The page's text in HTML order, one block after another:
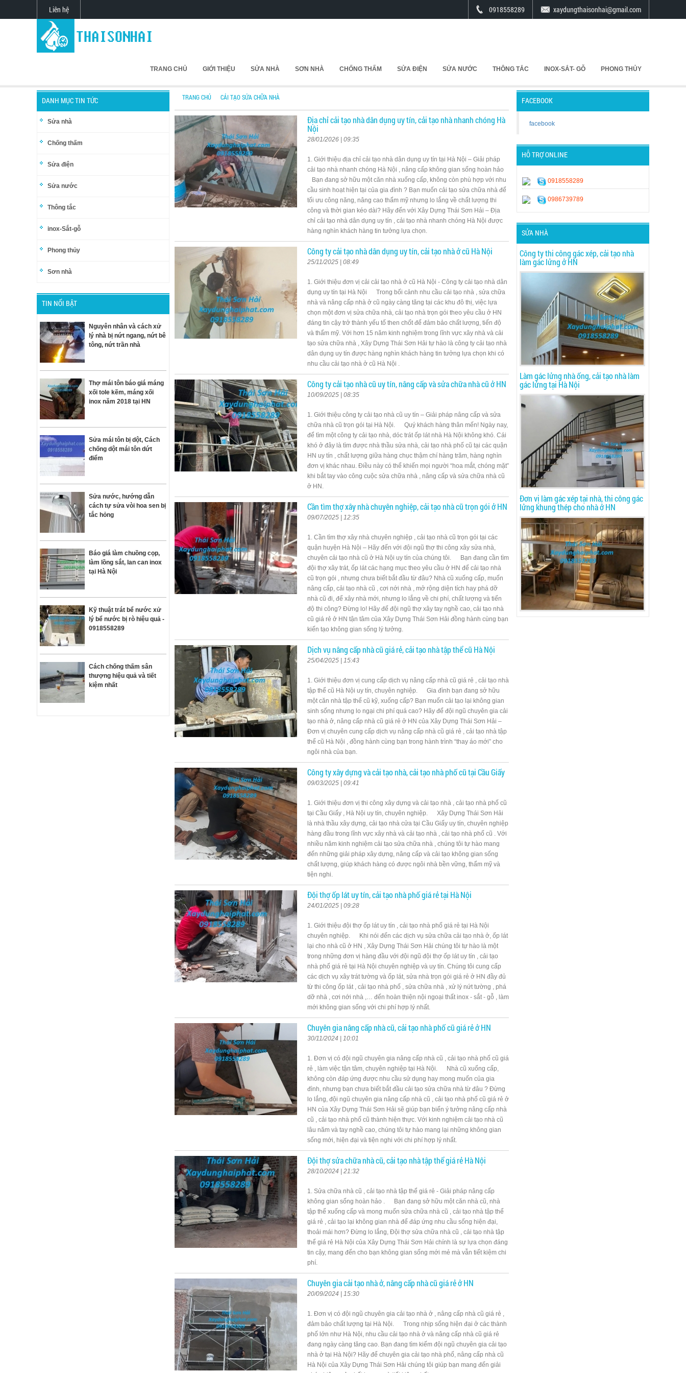
Liên hệ xaydungthaisonhai@gmail.com
0918558289
TRANG CHỦ GIỚI THIỆU SỬA NHÀ SƠN NHÀ CHỐNG THẤM SỬA ĐIỆN SỬA NƯỚC THÔNG TẮC INOX-SẮT- GỖ PHONG THỦY
DANH MỤC TIN TỨC
Sửa nhà
Chống thấm
Sửa điện
Sửa nước
Thông tắc
inox-Sắt-gỗ
Phong thủy
Sơn nhà
TIN NỔI BẬT
Nguyên nhân và cách xử
lý nhà bị nứt ngang, nứt bê
tông, nứt trần nhà
Thợ mái tôn báo giá máng
xối tole kẽm, máng xối
inox năm 2018 tại HN
Sửa mái tôn bị dột, Cách
chống dột mái tôn dứt
điểm
Sửa nước, hướng dẫn
cách tự sửa vòi hoa sen bị
tắc hỏng
Báo giá làm chuồng cọp,
làm lồng sắt, lan can inox
tại Hà Nội
Kỹ thuật trát bể nước xử
lý bể nước bị rò hiệu quả -
0918558289
Cách chống thấm sân
thượng hiệu quả và tiết
kiệm nhất
TRANG CHỦ CẢI TẠO SỬA CHỮA NHÀ
Địa chỉ cải tạo nhà dân dụng uy tín, cải tạo nhà nhanh chóng Hà
Nội
28/01/2026 | 09:35
1. Giới thiệu địa chỉ cải tạo nhà dân dụng uy tín tại Hà Nội – Giải pháp
cải tạo nhà nhanh chóng Hà Nội , nâng cấp không gian sống hoàn hảo
Bạn đang sở hữu một căn nhà xuống cấp, không còn phù hợp với nhu
cầu sinh hoạt hiện tại của gia đình ? Bạn muốn cải tạo sửa chữa nhà để
tối ưu công năng, nâng cao thẩm mỹ nhưng lo lắng về chất lượng thi
công và thời gian kéo dài? Hãy đến với Xây Dựng Thái Sơn Hải – Địa
chỉ cải tạo nhà dân dụng uy tín , cải tạo nhà nhanh chóng Hà Nội được
hàng nghìn khách hàng tin tưởng lựa chọn.
Công ty cải tạo nhà dân dụng uy tín, cải tạo nhà ở cũ Hà Nội
25/11/2025 | 08:49
1. Giới thiệu đơn vị cải cải tạo nhà ở cũ Hà Nội - Công ty cải tạo nhà dân
dụng uy tín tại Hà Nội Trong bối cảnh nhu cầu cải tạo nhà , sửa chữa
nhà và nâng cấp nhà ở cũ ngày càng tăng tại các khu đô thị, việc lựa
chọn một đơn vị sửa chữa nhà, cải tạo nhà trọn gói theo yêu cầu ở HN
đáng tin cậy trở thành yếu tố then chốt để đảm bảo chất lượng, tiến độ
và thẩm mỹ. Với hơn 15 năm kinh nghiệm trong lĩnh vực xây nhà và cải
tạo sửa chữa nhà , Xây Dựng Thái Sơn Hải tự hào là công ty cải tạo nhà
dân dụng uy tín được hàng nghìn khách hàng tin tưởng lựa chọn khi có
nhu cầu cải tạo nhà ở cũ Hà Nội .
Công ty cải tạo nhà cũ uy tín, nâng cấp và sửa chữa nhà cũ ở HN
10/09/2025 | 08:35
1. Giới thiệu công ty cải tạo nhà cũ uy tín – Giải pháp nâng cấp và sửa
chữa nhà cũ trọn gói tại Hà Nội. Quý khách hàng thân mến! Ngày nay,
để tìm một công ty cải tạo nhà, dóc trát ốp lát nhà Hà Nội không khó. Cái
khó ở đây là tìm được nhà thầu sửa nhà, cải tạo nhà phố cũ tại các quận
HN uy tín , chất lượng giữa hàng chục thậm chí hàng trăm, hàng nghìn
đơn vị khác nhau. Điều này có thể khiến mọi người “hoa mắt, chóng mặt”
khi bắt tay vào công cuộc sửa chữa nhà , nâng cấp và sửa chữa nhà cũ
ở HN.
Cần tìm thợ xây nhà chuyên nghiệp, cải tạo nhà cũ trọn gói ở HN
09/07/2025 | 12:35
1. Cần tìm thợ xây nhà chuyên nghiệp , cải tạo nhà cũ trọn gói tại các
quận huyện Hà Nội – Hãy đến với đội ngũ thợ thi công xây sửa nhà,
chuyên cải tạo nhà cũ ở Hà Nội uy tín của chúng tôi. Bạn đang cần tìm
đội thợ xây trát, ốp lát các hạng mục theo yêu cầu ở HN để cải tạo nhà
cũ trọn gói , nhưng chưa biết bắt đầu từ đâu? Nhà cũ xuống cấp, muốn
nâng cấp, cải tạo nhà cũ , cơi nới nhà , mở rộng diện tích hay phá dỡ
nhà cũ đi, để xây nhà mới, nhưng lo lắng về chi phí, chất lượng và tiến
độ thi công? Đừng lo! Hãy để đội ngũ thợ xây tay nghề cao, cải tạo nhà
cũ giá rẻ ở HN tận tâm của Xây Dựng Thái Sơn Hải đồng hành cùng bạn
kiến tạo không gian sống lý tưởng.
Dịch vụ nâng cấp nhà cũ giá rẻ, cải tạo nhà tập thể cũ Hà Nội
25/04/2025 | 15:43
1. Giới thiệu đơn vị cung cấp dịch vụ nâng cấp nhà cũ giá rẻ , cải tạo nhà
tập thể cũ Hà Nội uy tín, chuyên nghiệp. Gia đình bạn đang sở hữu
một căn nhà tập thể cũ kỹ, xuống cấp? Bạn muốn cải tạo lại không gian
sinh sống nhưng lo ngại chi phí quá cao? Hãy để đội ngũ chuyên gia cải
tạo nhà ở, nâng cấp nhà cũ giá rẻ ở HN của Xây Dựng Thái Sơn Hải –
Đơn vị chuyên cung cấp dịch vụ nâng cấp nhà cũ giá rẻ , cải tạo nhà tập
thể cũ Hà Nội , đồng hành cùng bạn trong hành trình “thay áo mới” cho
ngôi nhà của bạn.
Công ty xây dựng và cải tạo nhà, cải tạo nhà phố cũ tại Cầu Giấy
09/03/2025 | 09:41
1. Giới thiệu đơn vị thi công xây dựng và cải tạo nhà , cải tạo nhà phố cũ
tại Cầu Giấy , Hà Nội uy tín, chuyên nghiệp. Xây Dựng Thái Sơn Hải
là nhà thầu xây dựng, cải tạo nhà cửa tại Cầu Giấy uy tín, chuyên nghiệp
hàng đầu trong lĩnh vực xây nhà và cải tạo nhà , cải tạo nhà phố cũ . Với
nhiều năm kinh nghiệm cải tạo sửa chữa nhà , chúng tôi tự hào mang
đến những giải pháp xây dựng, nâng cấp và cải tạo không gian sống
chất lượng, giúp khách hàng có được ngôi nhà bền vững, thẩm mỹ và
tiện nghi.
Đội thợ ốp lát uy tín, cải tạo nhà phố giá rẻ tại Hà Nội
24/01/2025 | 09:28
1. Giới thiệu đội thợ ốp lát uy tín , cải tạo nhà phố giá rẻ tại Hà Nội
chuyên nghiệp. Khi nói đến các dịch vụ sửa chữa cải tạo nhà ở, ốp lát
lại cho nhà cũ ở HN , Xây Dựng Thái Sơn Hải chúng tôi tự hào là một
trong những đơn vị hàng đầu với đội ngũ đội thợ ốp lát uy tín , cải tạo
nhà phố giá rẻ tại Hà Nội chuyên nghiệp và uy tín. Chúng tôi cung cấp
các dịch vụ xây trát tường và ốp lát, sửa nhà trọn gói giá rẻ ở HN đầy đủ
từ thi công ốp lát , cải tạo nhà phố , sửa chữa nhà , xử lý nứt tường , phá
dỡ nhà , cơi nới nhà ,… đến hoàn thiện nội ngoại thất inox - sắt - gỗ , làm
mới không gian sống với chi phí hợp lý nhất.
Chuyên gia nâng cấp nhà cũ, cải tạo nhà phố cũ giá rẻ ở HN
30/11/2024 | 10:01
1. Đơn vị có đội ngũ chuyên gia nâng cấp nhà cũ , cải tạo nhà phố cũ giá
rẻ , làm việc tận tâm, chuyên nghiệp tại Hà Nội. Nhà cũ xuống cấp,
không còn đáp ứng được nhu cầu sử dụng hay mong muốn của gia
đình, nhưng bạn chưa biết bắt đầu cải tạo sửa chữa nhà từ đâu ? Đừng
lo lắng, đội ngũ chuyên gia nâng cấp nhà cũ , cải tạo nhà phố cũ giá rẻ ở
HN của Xây Dựng Thái Sơn Hải sẽ giúp bạn biến ý tưởng nâng cấp nhà
cũ , cải tạo nhà phố cũ thành hiện thực. Với kinh nghiệm cải tạo nhà cũ
lâu năm và tay nghề cao, chúng tôi tự hào mang lại những không gian
sống mới, hiện đại và tiện nghi với chi phí hợp lý nhất.
Đội thợ sửa chữa nhà cũ, cải tạo nhà tập thể giá rẻ Hà Nội
28/10/2024 | 21:32
1. Sửa chữa nhà cũ , cải tạo nhà tập thể giá rẻ - Giải pháp nâng cấp
không gian sống hoàn hảo . Bạn đang sở hữu một căn nhà cũ, nhà
tập thể xuống cấp và mong muốn sửa chữa nhà cũ , cải tạo nhà tập thể
giá rẻ , cải tạo lại không gian nhà để đáp ứng nhu cầu sống hiện đại,
thoải mái hơn? Đừng lo lắng, Đội thợ sửa chữa nhà cũ , cải tạo nhà tập
thể giá rẻ Hà Nội của Xây Dựng Thái Sơn Hải chính là sự lựa chọn đáng
tin cậy, mang đến cho bạn không gian sống mới mẻ mà vẫn tiết kiệm chi
phí.
Chuyên gia cải tạo nhà ở, nâng cấp nhà cũ giá rẻ ở HN
20/09/2024 | 15:30
1. Đơn vị có đội ngũ chuyên gia cải tạo nhà ở , nâng cấp nhà cũ giá rẻ ,
đảm bảo chất lượng tại Hà Nội. Trong nhịp sống hiện đại ở các thành
phố lớn như Hà Nội, nhu cầu cải tạo nhà ở và nâng cấp nhà cũ giá rẻ
đang ngày càng tăng cao. Bạn đang tìm kiếm đội ngũ chuyên gia cải tạo
nhà ở tại Hà Nội? Hãy để chuyên gia cải tạo nhà phố, nâng cấp nhà cũ
Hà Nội của Xây Dựng Thái Sơn Hải chúng tôi giúp bạn mang đến giải
FACEBOOK
facebook
HỖ TRỢ ONLINE
0918558289
0986739789
SỬA NHÀ
Công ty thi công gác xép, cải tạo nhà
làm gác lửng ở HN
Làm gác lửng nhà ống, cải tạo nhà làm
gác lửng tại Hà Nội
Đơn vị làm gác xép tại nhà, thi công gác
lửng khung thép cho nhà ở HN